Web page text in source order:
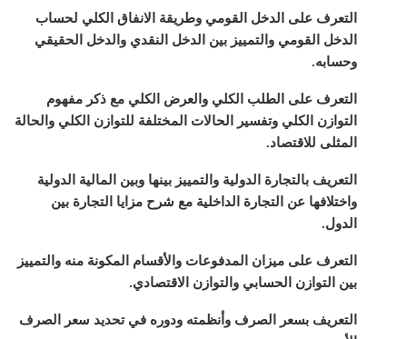
التعرف على الدخل القومي وطريقة الانفاق الكلي لحساب
الدخل القومي والتمييز بين الدخل النقدي والدخل الحقيقي
وحسابه.
التعرف على الطلب الكلي والعرض الكلي مع ذكر مفهوم
التوازن الكلي وتفسير الحالات المختلفة للتوازن الكلي والحالة
المثلى للاقتصاد.
التعريف بالتجارة الدولية والتمييز بينها وبين المالية الدولية
واختلافها عن التجارة الداخلية مع شرح مزايا التجارة بين
الدول.
التعرف على ميزان المدفوعات والأقسام المكونة منه والتمييز
بين التوازن الحسابي والتوازن الاقتصادي.
التعريف بسعر الصرف وأنظمته ودوره في تحديد سعر الصرف